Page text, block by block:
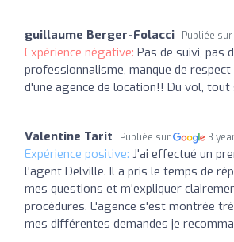
guillaume Berger-Folacci Publiée sur
Expérience négative: Pas de suivi, pas
professionnalisme, manque de respect
d'une agence de location!! Du vol,
Valentine Tarit Publiée sur 3
Expérience positive: J'ai effectué un
l'agent Delville. Il a pris le temps de
mes questions et m'expliquer
procédures. L'agence s'est montrée
mes différentes demandes je